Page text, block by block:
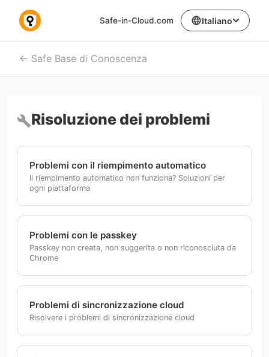
Safe-in-Cloud.com languageItaliano
Safe Base di Conoscenza
buildRisoluzione dei problemi
Problemi con il riempimento automatico
Il riempimento automatico non funziona? Soluzioni per
ogni piattaforma
Problemi con le passkey
Passkey non creata, non suggerita o non riconosciuta da
Chrome
Problemi di sincronizzazione cloud
Risolvere i problemi di sincronizzazione cloud